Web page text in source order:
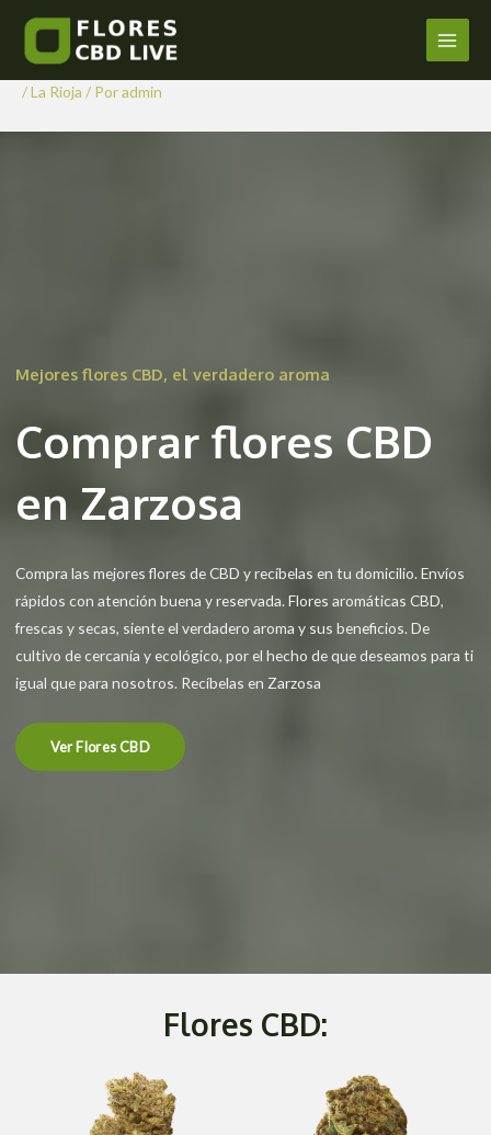
contenido
Main
Comprar Flores CBD en
Zarzosa
/La Rioja / Poradmin
Mejores flores CBD, el verdadero aroma
Comprar flores CBD
en Zarzosa
Compra las mejores flores de CBD y recíbelas en tu domicilio. Envíos
rápidos con atención buena y reservada. Flores aromáticas CBD,
frescas y secas, siente el verdadero aroma y sus beneficios. De
cultivo de cercanía y ecológico, por el hecho de que deseamos para ti
igual que para nosotros. Recíbelas en Zarzosa
Ver Flores CBD
Flores CBD: